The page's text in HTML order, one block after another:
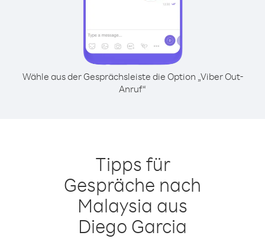
Wähle aus der Gesprächsleiste die Option „Viber Out-
Anruf“
Tipps für
Gespräche nach
Malaysia aus
Diego Garcia